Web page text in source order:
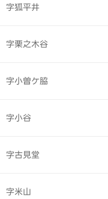
字狐平井
字栗之木谷
字小曽ケ脇
字小谷
字古見堂
字米山